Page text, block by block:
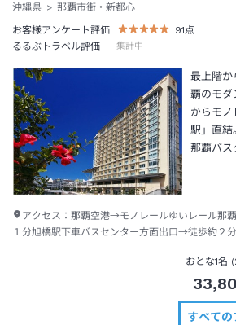
沖縄県
那覇市街・新都心
お客様アンケート評価
91 点
るるぶトラベル評価
集計中
最上階か
覇のモダ
からモノ
駅」直結
那覇バ
アクセス： 那覇空港→モノレールゆいレール那
１分旭橋駅下車バスセンター方面出口→徒歩約２分
おとな1名 (
すべての